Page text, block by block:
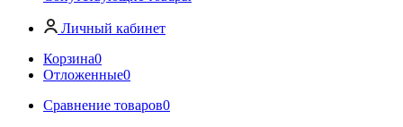
Личный кабинет
Корзина0
Отложенные0
Сравнение товаров0